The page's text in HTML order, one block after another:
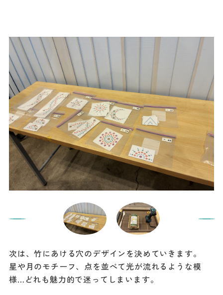
次は、竹にあける穴のデザインを決めていきます。
星や月のモチーフ、点を並べて光が流れるような模
様…どれも魅力的で迷ってしまいます。